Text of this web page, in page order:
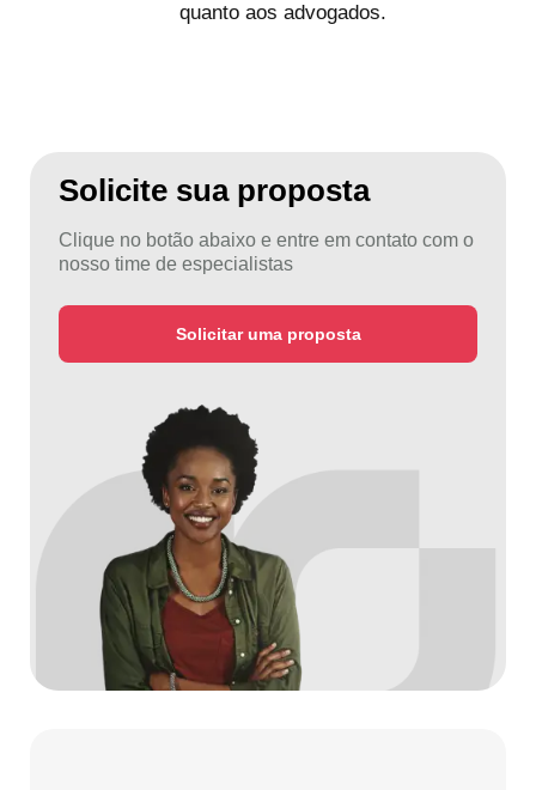
quanto aos advogados.
Solicite sua proposta
Clique no botão abaixo e entre em contato com o
nosso time de especialistas
Solicitar uma proposta